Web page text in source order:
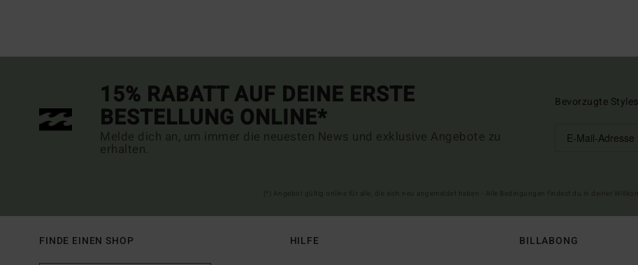
15% RABATT AUF DEINE ERSTE
BESTELLUNG ONLINE*
Melde dich an, um immer die neuesten News und exklusive Angebote zu
erhalten.
Bevorzugte Styles
FINDE EINEN SHOP HILFE BILLABONG